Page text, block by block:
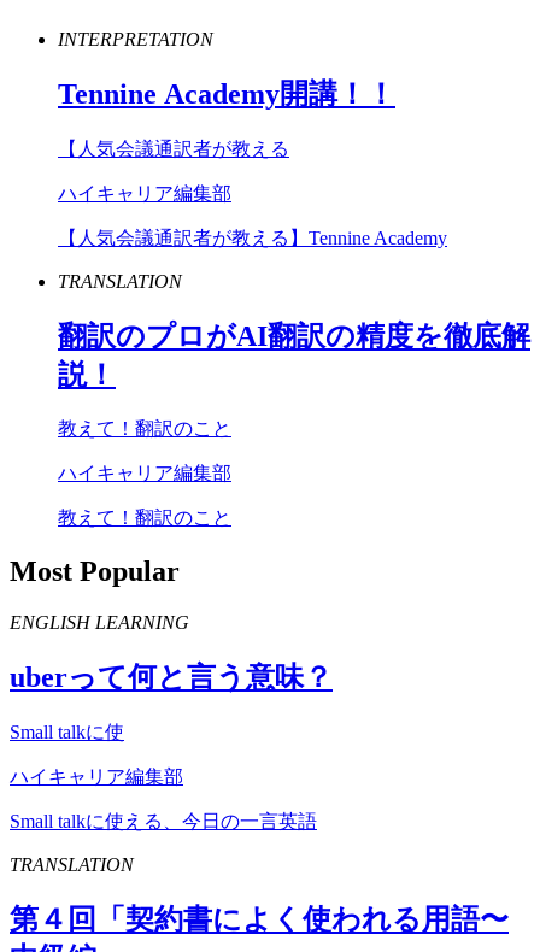
INTERPRETATION
Tennine Academy開講！！
【人気会議通訳者が教える
ハイキャリア編集部
【人気会議通訳者が教える】Tennine Academy
TRANSLATION
翻訳のプロがAI翻訳の精度を徹底解
説！
教えて！翻訳のこと
ハイキャリア編集部
教えて！翻訳のこと
Most Popular
ENGLISH LEARNING
uberって何と言う意味？
Small talkに使
ハイキャリア編集部
Small talkに使える、今日の一言英語
TRANSLATION
第４回「契約書によく使われる用語〜